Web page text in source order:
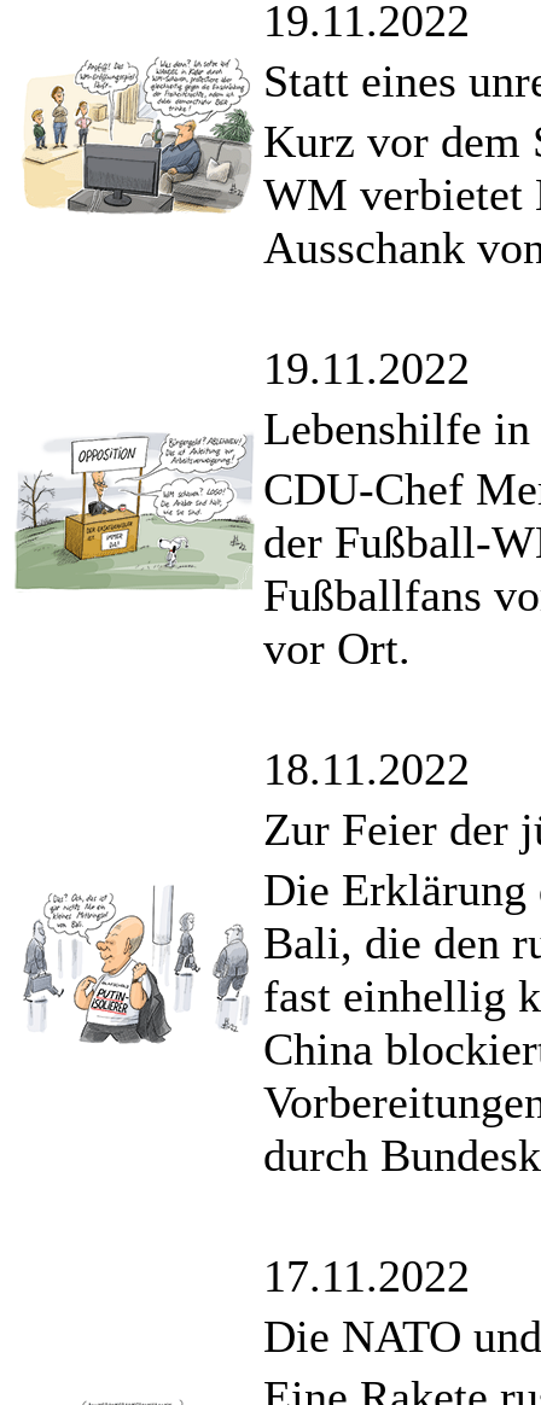
19.11.2022
Statt eines
Kurz vor dem
WM verbietet
Ausschank
19.11.2022
Lebenshilfe
CDU-Chef
der Fußball-
Fußballfans
vor Ort.
18.11.2022
Zur Feier der
Die Erklärung
Bali, die den
fast einhellig
China
durch
17.11.2022
Die NATO